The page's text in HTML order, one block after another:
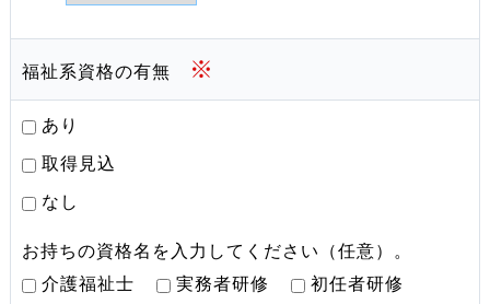
福祉系資格の有無 ※
あり
取得見込
なし
お持ちの資格名を入力してください（任意）。
介護福祉士
実務者研修
初任者研修